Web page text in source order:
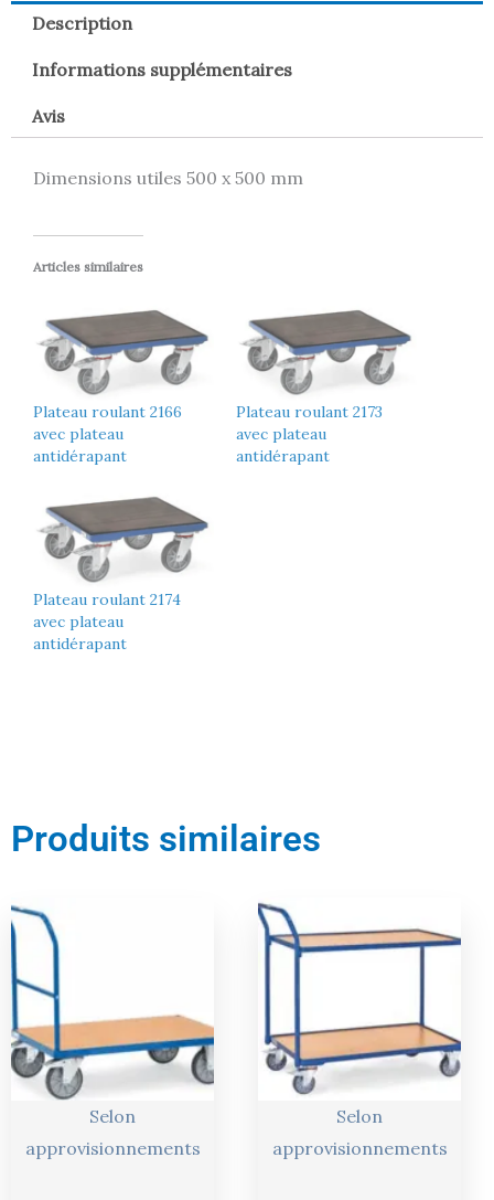
Description
Informations supplémentaires
Avis
Dimensions utiles 500 x 500 mm
Articles similaires
Plateau roulant 2166
avec plateau
antidérapant
Plateau roulant 2173
avec plateau
antidérapant
Plateau roulant 2174
avec plateau
antidérapant
Produits similaires
Selon
approvisionnements
Selon
approvisionnements
prix
prix
actuel